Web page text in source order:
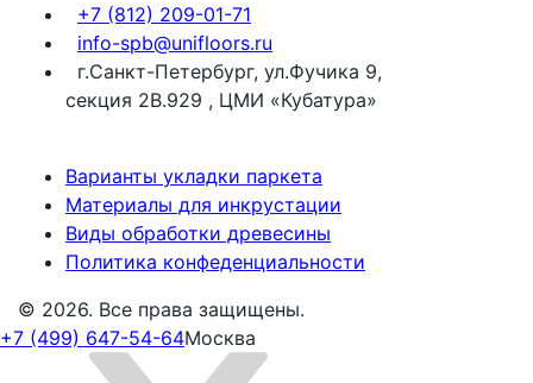
+7 (812) 209-01-71
info-spb@unifloors.ru
г.Санкт-Петербург, ул.Фучика 9,
секция 2В.929 , ЦМИ «Кубатура»
Варианты укладки паркета
Материалы для инкрустации
Виды обработки древесины
Политика конфеденциальности
© 2026. Все права защищены.
+7 (499) 647-54-64Москва